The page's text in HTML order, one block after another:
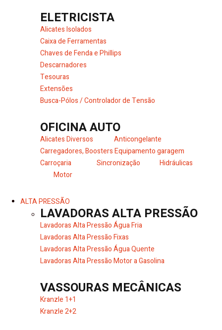
ELETRICISTA
Alicates Isolados
Caixa de Ferramentas
Chaves de Fenda e Phillips
Descarnadores
Tesouras
Extensões
Busca-Pólos / Controlador de Tensão
OFICINA AUTO
Alicates Diversos
Anticongelante
Carregadores, BoostersEquipamento garagem
Carroçaria
Sincronização
Hidráulicas
Motor
ALTA PRESSÃO
LAVADORAS ALTA PRESSÃO
Lavadoras Alta Pressão Água Fria
Lavadoras Alta Pressão Fixas
Lavadoras Alta Pressão Água Quente
Lavadoras Alta Pressão Motor a Gasolina
VASSOURAS MECÂNICAS
Kranzle 1+1
Kranzle 2+2